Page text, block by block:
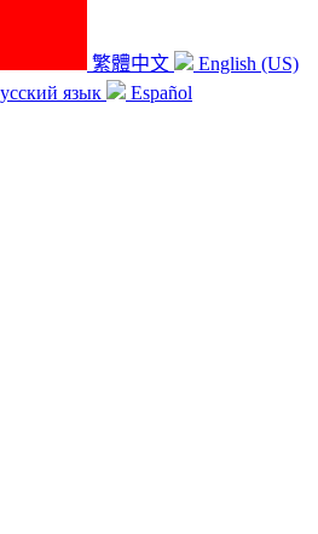
繁體中文
English (US)
язык
Español